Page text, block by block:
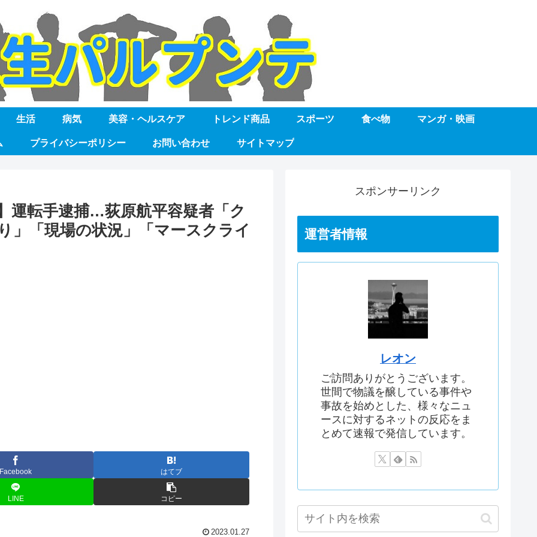
生活 病気 美容・ヘルスケア トレンド商品 スポーツ 食べ物 マンガ・映画
プライバシーポリシー お問い合わせ サイトマップ
運転手逮捕…荻原航平容疑者「ク
」「現場の状況」「マースクライ
Facebook はてブ
LINE コピー
2023.01.27
スポンサーリンク
運営者情報
レオン
ご訪問ありがとうございます。
世間で物議を醸している事件や
事故を始めとした、様々なニュ
ースに対するネットの反応をま
とめて速報で発信しています。